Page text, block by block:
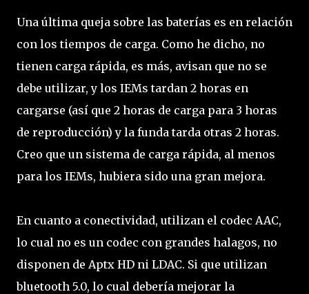
Una última queja sobre las baterías es en relación
con los tiempos de carga. Como he dicho, no
tienen carga rápida, es más, avisan que no se
debe utilizar, y los IEMs tardan 2 horas en
cargarse (así que 2 horas de carga para 3 horas
de reproducción) y la funda tarda otras 2 horas.
Creo que un sistema de carga rápida, al menos
para los IEMs, hubiera sido una gran mejora.
En cuanto a conectividad, utilizan el codec AAC,
lo cual no es un codec con grandes halagos, no
disponen de Aptx HD ni LDAC. Si que utilizan
bluetooth 5.0, lo cual debería mejorar la